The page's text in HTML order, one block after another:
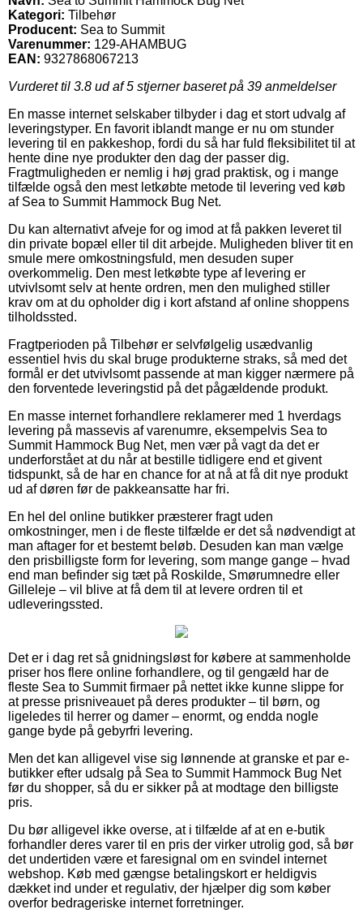
Kategori: Tilbehør
Producent: Sea to Summit
Varenummer: 129-AHAMBUG
EAN: 9327868067213
Vurderet til 3.8 ud af 5 stjerner baseret på 39 anmeldelser
En masse internet selskaber tilbyder i dag et stort udvalg af
leveringstyper. En favorit iblandt mange er nu om stunder
levering til en pakkeshop, fordi du så har fuld fleksibilitet til at
hente dine nye produkter den dag der passer dig.
Fragtmuligheden er nemlig i høj grad praktisk, og i mange
tilfælde også den mest letkøbte metode til levering ved køb
af Sea to Summit Hammock Bug Net.
Du kan alternativt afveje for og imod at få pakken leveret til
din private bopæl eller til dit arbejde. Muligheden bliver tit en
smule mere omkostningsfuld, men desuden super
overkommelig. Den mest letkøbte type af levering er
utvivlsomt selv at hente ordren, men den mulighed stiller
krav om at du opholder dig i kort afstand af online shoppens
tilholdssted.
Fragtperioden på Tilbehør er selvfølgelig usædvanlig
essentiel hvis du skal bruge produkterne straks, så med det
formål er det utvivlsomt passende at man kigger nærmere på
den forventede leveringstid på det pågældende produkt.
En masse internet forhandlere reklamerer med 1 hverdags
levering på massevis af varenumre, eksempelvis Sea to
Summit Hammock Bug Net, men vær på vagt da det er
underforstået at du når at bestille tidligere end et givent
tidspunkt, så de har en chance for at nå at få dit nye produkt
ud af døren før de pakkeansatte har fri.
En hel del online butikker præsterer fragt uden
omkostninger, men i de fleste tilfælde er det så nødvendigt at
man aftager for et bestemt beløb. Desuden kan man vælge
den prisbilligste form for levering, som mange gange – hvad
end man befinder sig tæt på Roskilde, Smørumnedre eller
Gilleleje – vil blive at få dem til at levere ordren til et
udleveringssted.
Det er i dag ret så gnidningsløst for købere at sammenholde
priser hos flere online forhandlere, og til gengæld har de
fleste Sea to Summit firmaer på nettet ikke kunne slippe for
at presse prisniveauet på deres produkter – til børn, og
ligeledes til herrer og damer – enormt, og endda nogle
gange byde på gebyrfri levering.
Men det kan alligevel vise sig lønnende at granske et par e-
butikker efter udsalg på Sea to Summit Hammock Bug Net
før du shopper, så du er sikker på at modtage den billigste
pris.
Du bør alligevel ikke overse, at i tilfælde af at en e-butik
forhandler deres varer til en pris der virker utrolig god, så bør
det undertiden være et faresignal om en svindel internet
webshop. Køb med gængse betalingskort er heldigvis
dækket ind under et regulativ, der hjælper dig som køber
overfor bedrageriske internet forretninger.